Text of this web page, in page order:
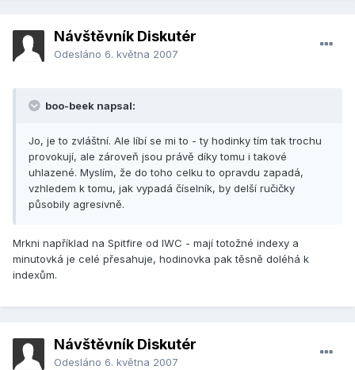
Návštěvník Diskutér
Odesláno 6. května 2007
boo-beek napsal:
Jo, je to zvláštní. Ale líbí se mi to - ty hodinky tím tak trochu
provokují, ale zároveň jsou právě díky tomu i takové
uhlazené. Myslím, že do toho celku to opravdu zapadá,
vzhledem k tomu, jak vypadá číselník, by delší ručičky
působily agresivně.
Mrkni například na Spitfire od IWC - mají totožné indexy a
minutovká je celé přesahuje, hodinovka pak těsně doléhá k
indexům.
Návštěvník Diskutér
Odesláno 6. května 2007